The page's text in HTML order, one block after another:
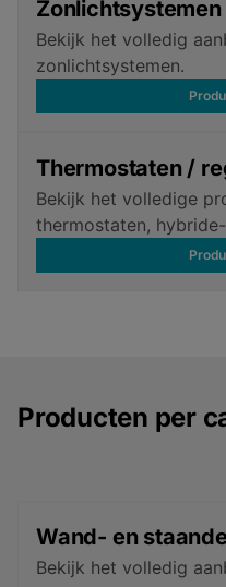
Zonlichtsystemen
Bekijk het volledig
zonlichtsystemen.
Thermostaten /
Bekijk het volledige
thermostaten,
Producten per
Wand- en
Bekijk het volledig